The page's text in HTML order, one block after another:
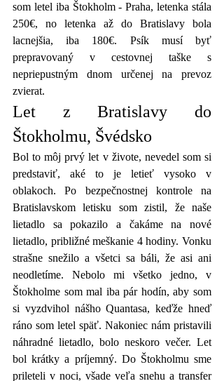
som letel iba Štokholm - Praha, letenka stála
250€, no letenka až do Bratislavy bola
lacnejšia, iba 180€. Psík musí byť
prepravovaný v cestovnej taške s
nepriepustným dnom určenej na prevoz
zvierat.
Let z Bratislavy do
Štokholmu, Švédsko
Bol to môj prvý let v živote, nevedel som si
predstaviť, aké to je letieť vysoko v
oblakoch. Po bezpečnostnej kontrole na
Bratislavskom letisku som zistil, že naše
lietadlo sa pokazilo a čakáme na nové
lietadlo, približné meškanie 4 hodiny. Vonku
strašne snežilo a všetci sa báli, že asi ani
neodletíme. Nebolo mi všetko jedno, v
Štokholme som mal iba pár hodín, aby som
si vyzdvihol nášho Quantasa, keďže hneď
ráno som letel späť. Nakoniec nám pristavili
náhradné lietadlo, bolo neskoro večer. Let
bol krátky a príjemný. Do Štokholmu sme
prileteli v noci, všade veľa snehu a transfer